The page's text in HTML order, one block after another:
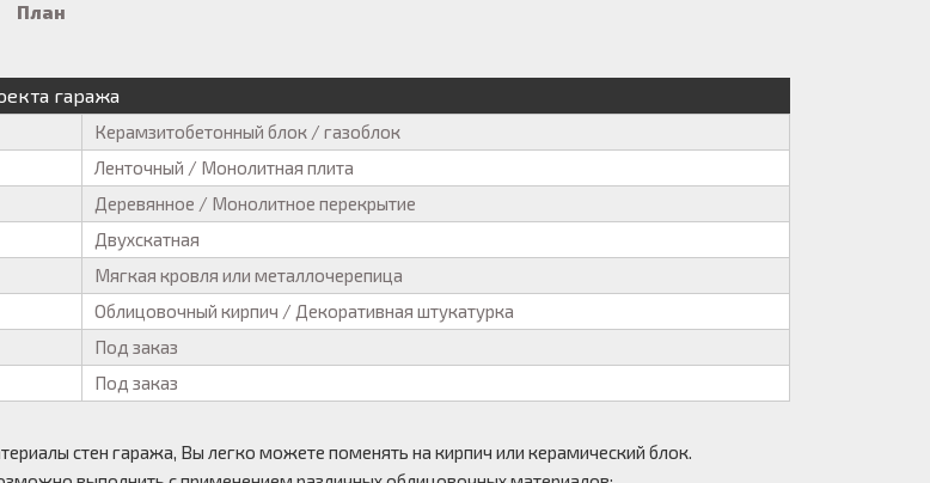
План
гаража
Керамзитобетонный блок / газоблок
Ленточный / Монолитная плита
Деревянное / Монолитное перекрытие
Двухскатная
Мягкая кровля или металлочерепица
Облицовочный кирпич / Декоративная штукатурка
Под заказ
Под заказ
стен гаража, Вы легко можете поменять на кирпич или керамический блок.